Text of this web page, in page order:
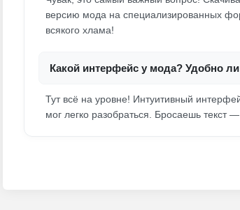
версию мода на специализированных
всякого хлама!
Какой интерфейс у мода? Удобно
Тут всё на уровне! Интуитивный
мог легко разобраться. Бросаешь текст